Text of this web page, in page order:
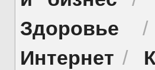
Здоровье
Интернет /